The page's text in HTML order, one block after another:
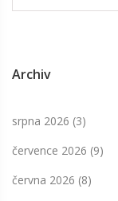
Archiv
srpna 2026 (3)
července 2026 (9)
června 2026 (8)